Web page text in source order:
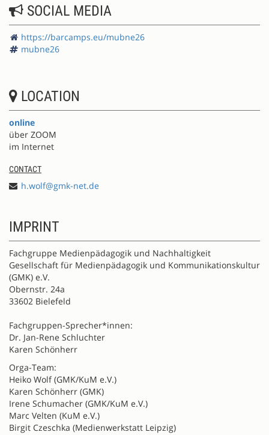
SOCIAL MEDIA
https://barcamps.eu/mubne26
mubne26
LOCATION
online
über ZOOM
im Internet
CONTACT
h.wolf@gmk-net.de
IMPRINT
Fachgruppe Medienpädagogik und Nachhaltigkeit
Gesellschaft für Medienpädagogik und Kommunikationskultur
(GMK) e.V.
Obernstr. 24a
33602 Bielefeld
Fachgruppen-Sprecher*innen:
Dr. Jan-Rene Schluchter
Karen Schönherr
Orga-Team:
Heiko Wolf (GMK/KuM e.V.)
Karen Schönherr (GMK)
Irene Schumacher (GMK/KuM e.V.)
Marc Velten (KuM e.V.)
Birgit Czeschka (Medienwerkstatt Leipzig)